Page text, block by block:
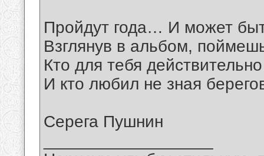
Пройдут года… И может
Взглянув в альбом,
Кто для тебя
И кто любил не зная
Серега Пушнин